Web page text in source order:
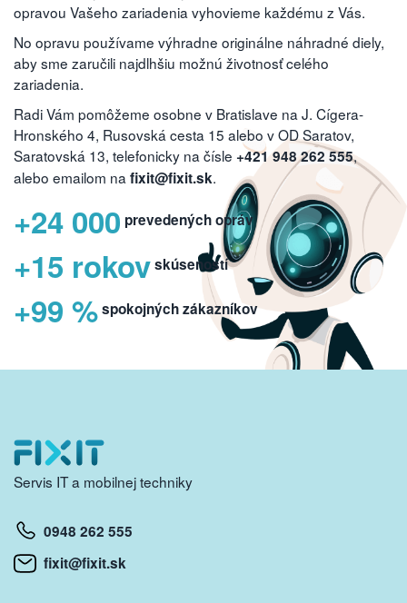
opravou Vašeho zariadenia vyhovieme každému z Vás.
No opravu používame výhradne originálne náhradné diely,
aby sme zaručili najdlhšiu možnú životnosť celého
zariadenia.
Radi Vám pomôžeme osobne v Bratislave na J. Cígera-
Hronského 4, Rusovská cesta 15 alebo v OD Saratov,
Saratovská 13, telefonicky na čísle +421 948 262 555,
alebo emailom na fixit@fixit.sk.
+24 000 prevedených opráv
+15 rokovskúseností
+99 %spokojných zákazníkov
Servis IT a mobilnej techniky
0948 262 555
fixit@fixit.sk